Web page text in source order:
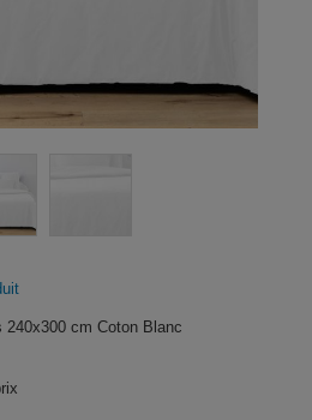
240x300 cm Coton Blanc